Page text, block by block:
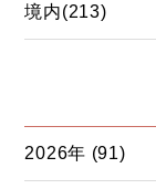
境内(213)
2026年 (91)